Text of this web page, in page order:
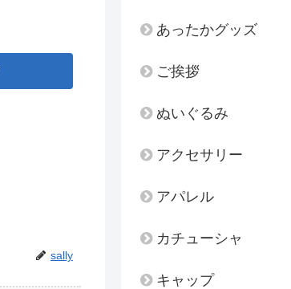
sally
あったかグッズ
ご挨拶
ぬいぐるみ
アクセサリー
アパレル
カチューシャ
キャップ